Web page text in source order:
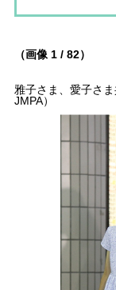
（画像 1 / 82）
雅子さま、愛子さ
JMPA）